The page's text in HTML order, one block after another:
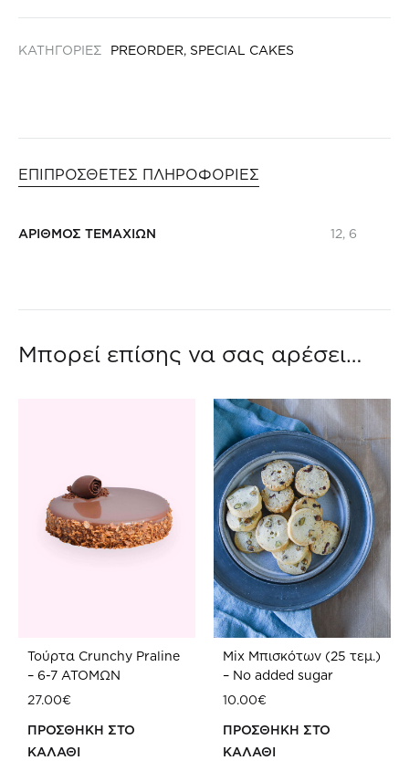
ΚΑΤΗΓΟΡΙΕΣ PREORDER, SPECIAL CAKES
ΕΠΙΠΡΟΣΘΕΤΕΣ ΠΛΗΡΟΦΟΡΙΕΣ
ΑΡΙΘΜΟΣ ΤΕΜΑΧΙΩΝ 12, 6
Μπορεί επίσης να σας αρέσει…
Τούρτα Crunchy Praline
– 6-7 ATOMΩΝ
27.00€
ΠΡΟΣΘΗΚΗ ΣΤΟ
ΚΑΛΑΘΙ
Mix Μπισκότων (25 τεμ.)
– No added sugar
10.00€
ΠΡΟΣΘΗΚΗ ΣΤΟ
ΚΑΛΑΘΙ